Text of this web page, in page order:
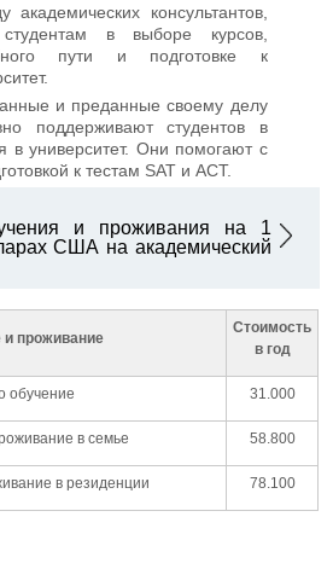
консультантов,
в выборе курсов,
пути и подготовке к
и преданные своему делу
поддерживают студентов в
в университет. Они помогают с
к тестам SAT и ACT.
и проживания на 1
США на академический
и проживание
Стоимость
в год
обучение 31.000
в семье 58.800
в резиденции 78.100